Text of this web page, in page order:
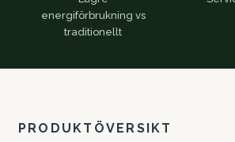
energiförbrukning vs
traditionellt
PRODUKTÖVERSIKT